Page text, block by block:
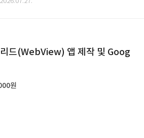
드(WebView) 앱 제작 및 Goog
원